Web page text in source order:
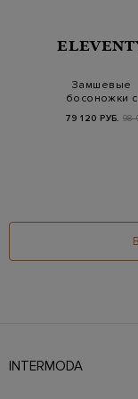
Замшевые
босоножки с
мерцающих
79 120 РУБ. 98
INTERMODA